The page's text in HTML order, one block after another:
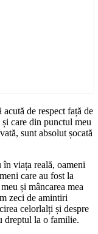
de respect față de
și care din punctul meu
sunt absolut șocată
în viața reală, oameni
care au fost la
și mâncarea mea
zeci de amintiri
celorlalți și despre
dreptul la o familie.